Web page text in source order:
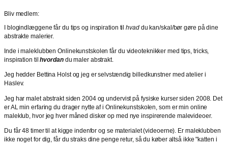
Bliv medlem:
I blogindlæggene får du tips og inspiration tilhvaddu kan/skal/bør gøre på dine
abstrakte malerier.
Inde i maleklubben Onlinekunstskolen får du videoteknikker med tips, tricks,
inspiration tilhvordandu maler abstrakt.
Jeg hedder Bettina Holst og jeg er selvstændig billedkunstner med atelier i
Haslev.
Jeg har malet abstrakt siden 2004 og undervist på fysiske kurser siden 2008. Det
er AL min erfaring du drager nytte af i Onlinekunstskolen, som er min online
maleklub, hvor jeg hver måned disker op med nye inspirerende malevideoer.
Du får 48 timer til at kigge indenfor og se materialet (videoerne). Er maleklubben
ikke noget for dig, får du straks dine penge retur, så du køber altså ikke "katten i